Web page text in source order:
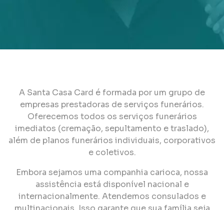
A Santa Casa Card é formada por um grupo de
empresas prestadoras de serviços funerários.
Oferecemos todos os serviços funerários
imediatos (cremação, sepultamento e traslado),
além de planos funerários individuais, corporativos
e coletivos.
Embora sejamos uma companhia carioca, nossa
assistência está disponível nacional e
internacionalmente. Atendemos consulados e